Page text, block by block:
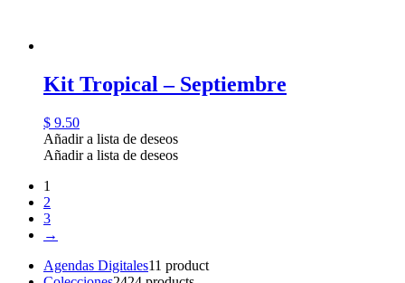
Kit Tropical – Septiembre
$ 9.50
Añadir a lista de deseos
Añadir a lista de deseos
1
2
3
→
Agendas Digitales11 product